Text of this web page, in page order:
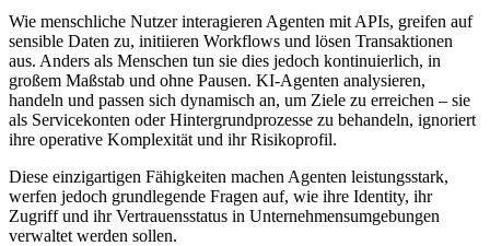
Wie menschliche Nutzer interagieren Agenten mit APIs, greifen auf
sensible Daten zu, initiieren Workflows und lösen Transaktionen
aus. Anders als Menschen tun sie dies jedoch kontinuierlich, in
großem Maßstab und ohne Pausen. KI-Agenten analysieren,
handeln und passen sich dynamisch an, um Ziele zu erreichen – sie
als Servicekonten oder Hintergrundprozesse zu behandeln, ignoriert
ihre operative Komplexität und ihr Risikoprofil.
Diese einzigartigen Fähigkeiten machen Agenten leistungsstark,
werfen jedoch grundlegende Fragen auf, wie ihre Identity, ihr
Zugriff und ihr Vertrauensstatus in Unternehmensumgebungen
verwaltet werden sollen.